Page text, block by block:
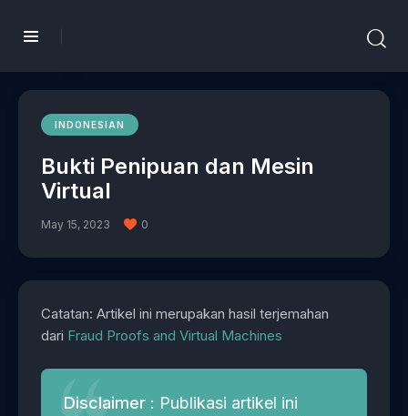
INDONESIAN
Bukti Penipuan dan Mesin
Virtual
May 15, 2023 0
Catatan: Artikel ini merupakan hasil terjemahan
dari Fraud Proofs and Virtual Machines
Disclaimer : Publikasi artikel ini